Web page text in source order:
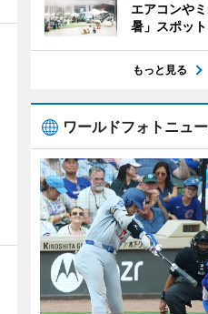
エアコンや
暑」スポット
もっと見る
ワールドフォトニュ